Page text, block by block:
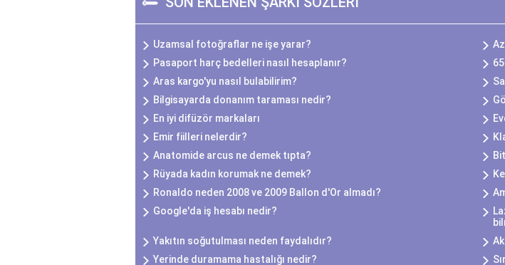
Uzamsal fotoğraflar ne işe yarar?
Pasaport harç bedelleri nasıl hesaplanır?
Aras kargo'yu nasıl bulabilirim?
Bilgisayarda donanım taraması nedir?
En iyi difüzör markaları
Emir fiilleri nelerdir?
Anatomide arcus ne demek tıpta?
Rüyada kadın korumak ne demek?
Ronaldo neden 2008 ve 2009 Ballon d'Or almadı?
Google'da iş hesabı nedir?
Yakıtın soğutulması neden faydalıdır?
Yerinde duramama hastalığı nedir?